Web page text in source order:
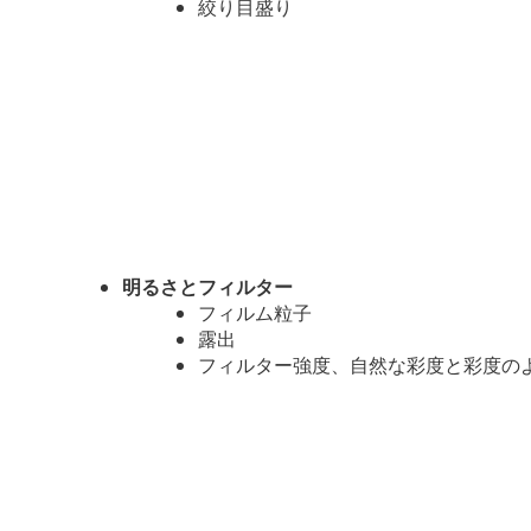
絞り目盛り
明るさとフィルター
フィルム粒子
露出
フィルター強度、自然な彩度と彩度の